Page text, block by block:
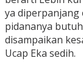
ya diperpanjang
pidananya
disampaikan
Ucap Eka sedih.